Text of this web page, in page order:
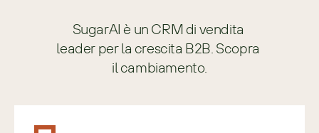
SugarAI è un CRM di vendita
leader per la crescita B2B. Scopra
il cambiamento.